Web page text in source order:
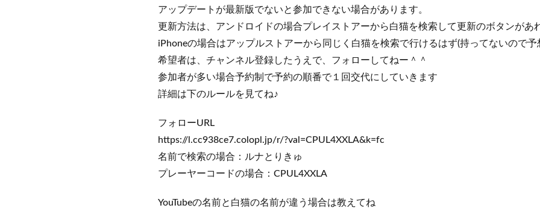
アップデートが最新版でないと参加できない場合があります。
更新方法は、アンドロイドの場合プレイストアーから白猫を検索して更新のボタンがあ
iPhoneの場合はアップルストアーから同じく白猫を検索で行けるはず(持ってないので予
希望者は、チャンネル登録したうえで、フォローしてねー＾＾
参加者が多い場合予約制で予約の順番で１回交代にしていきます
詳細は下のルールを見てね♪
フォローURL
https://l.cc938ce7.colopl.jp/r/?val=CPUL4XXLA&k=fc
名前で検索の場合：ルナとりきゅ
プレーヤーコードの場合：CPUL4XXLA
YouTubeの名前と白猫の名前が違う場合は教えてね